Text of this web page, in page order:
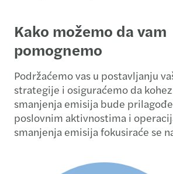
Kako možemo da vam
pomognemo
Podržaćemo vas u postavljanju
strategije i osiguraćemo da
smanjenja emisija bude
poslovnim aktivnostima i
smanjenja emisija fokusiraće se